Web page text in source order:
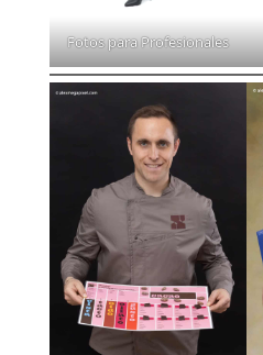
Fotos para Profesionales